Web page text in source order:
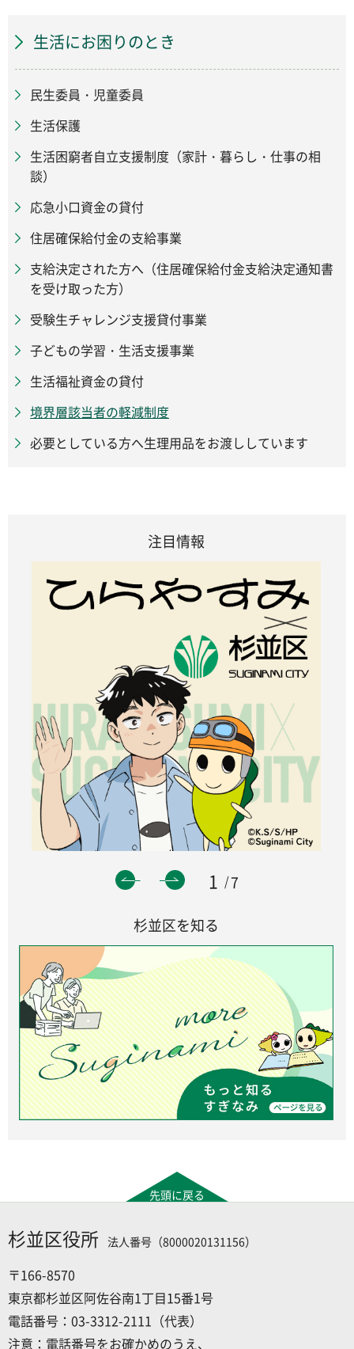
生活にお困りのとき
民生委員・児童委員
生活保護
生活困窮者自立支援制度（家計・暮らし・仕事の相
談）
応急小口資金の貸付
住居確保給付金の支給事業
支給決定された方へ（住居確保給付金支給決定通知書
を受け取った方）
受験生チャレンジ支援貸付事業
子どもの学習・生活支援事業
生活福祉資金の貸付
境界層該当者の軽減制度
必要としている方へ生理用品をお渡ししています
注目情報
1
7
杉並区を知る
先頭に戻る
杉並区役所 法人番号（8000020131156）
〒166-8570
東京都杉並区阿佐谷南1丁目15番1号
電話番号：03-3312-2111（代表）
注意：電話番号をお確かめのうえ、